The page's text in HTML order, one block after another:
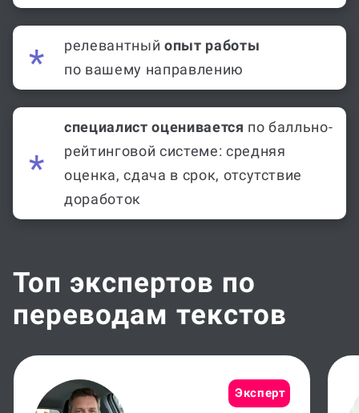
релевантный опыт работы
по вашему направлению
специалист оценивается по балльно-
рейтинговой системе: средняя
оценка, сдача в срок, отсутствие
доработок
Топ экспертов по
переводам текстов
Эксперт